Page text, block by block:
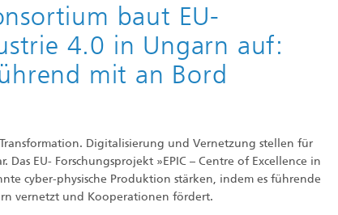
baut EU-
4.0 in Ungarn auf:
mit an Bord
Digitalisierung und Vernetzung stellen für
EU- Forschungsprojekt »EPIC – Centre of Excellence in
cyber-physische Produktion stärken, indem es führende
vernetzt und Kooperationen fördert.